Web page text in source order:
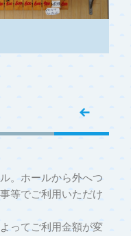
。ホールから外へつ
等でご利用いただけ
ってご利用金額が変